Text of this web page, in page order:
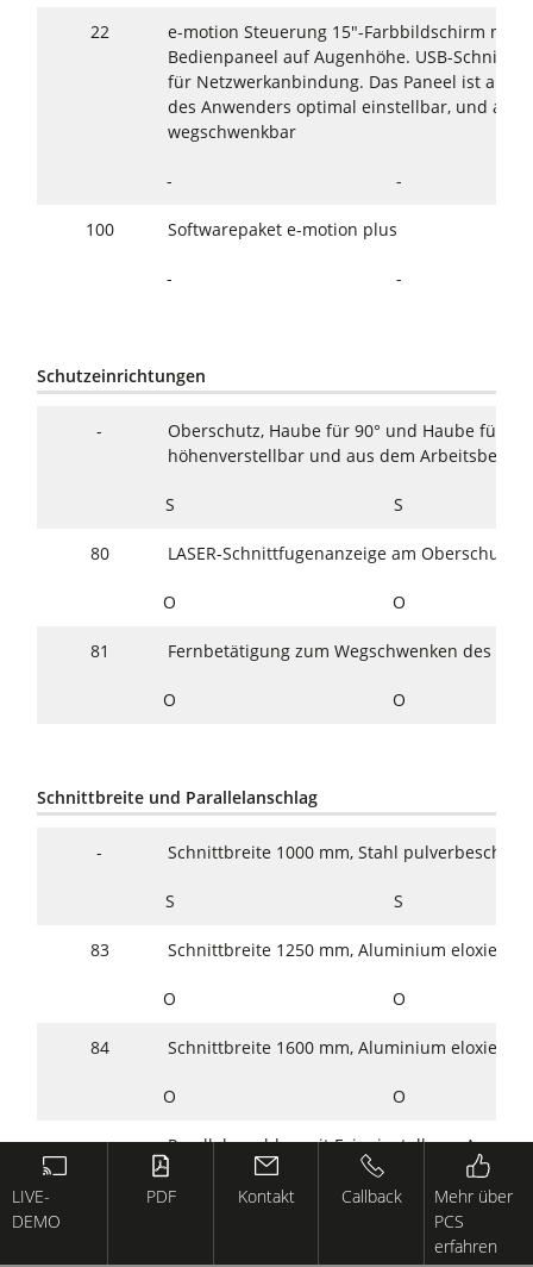
LIVE-
DEMO
PDF Kontakt Callback
Mehr über
PCS
erfahren
22
e-motion Steuerung 15"-Farbbildschirm mit
Bedienpaneel auf Augenhöhe. USB-
für Netzwerkanbindung. Das Paneel ist auf
des Anwenders optimal einstellbar, und aus
wegschwenkbar
- -
100 Softwarepaket e-motion plus
- -
Schutzeinrichtungen
-
Oberschutz, Haube für 90° und Haube für
höhenverstellbar und aus dem
S S
80 LASER-Schnittfugenanzeige am Oberschutz
O O
81 Fernbetätigung zum Wegschwenken des
O O
Schnittbreite und Parallelanschlag
- Schnittbreite 1000 mm, Stahl
S S
83 Schnittbreite 1250 mm, Aluminium eloxiert
O O
84 Schnittbreite 1600 mm, Aluminium eloxiert
O O
-
Parallelanschlag mit Feineinstellung,
mm, abschwenkbar